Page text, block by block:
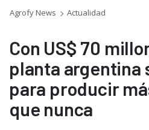
Agrofy News Actualidad
Con US$ 70
planta argentina
para producir
que nunca